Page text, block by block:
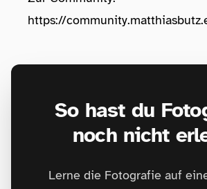
https://
So hast du
noch nicht
Lerne die Fotografie auf